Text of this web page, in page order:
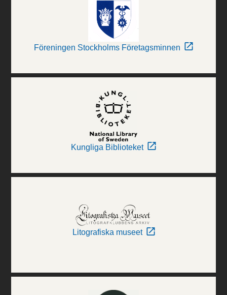
Föreningen Stockholms Företagsminnen
Kungliga Biblioteket
Litografiska museet